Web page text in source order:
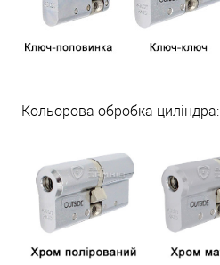
Кольорова обробка циліндра: